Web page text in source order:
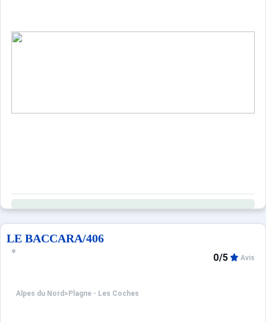
LE BACCARA/406
Alpes du Nord > Plagne - Les Coches
0/5 Avis